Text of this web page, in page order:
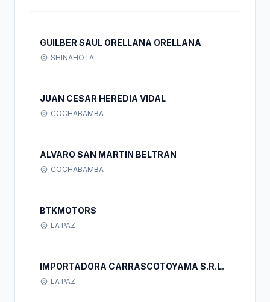
GUILBER SAUL ORELLANA ORELLANA
SHINAHOTA
JUAN CESAR HEREDIA VIDAL
COCHABAMBA
ALVARO SAN MARTIN BELTRAN
COCHABAMBA
BTKMOTORS
LA PAZ
IMPORTADORA CARRASCOTOYAMA S.R.L.
LA PAZ